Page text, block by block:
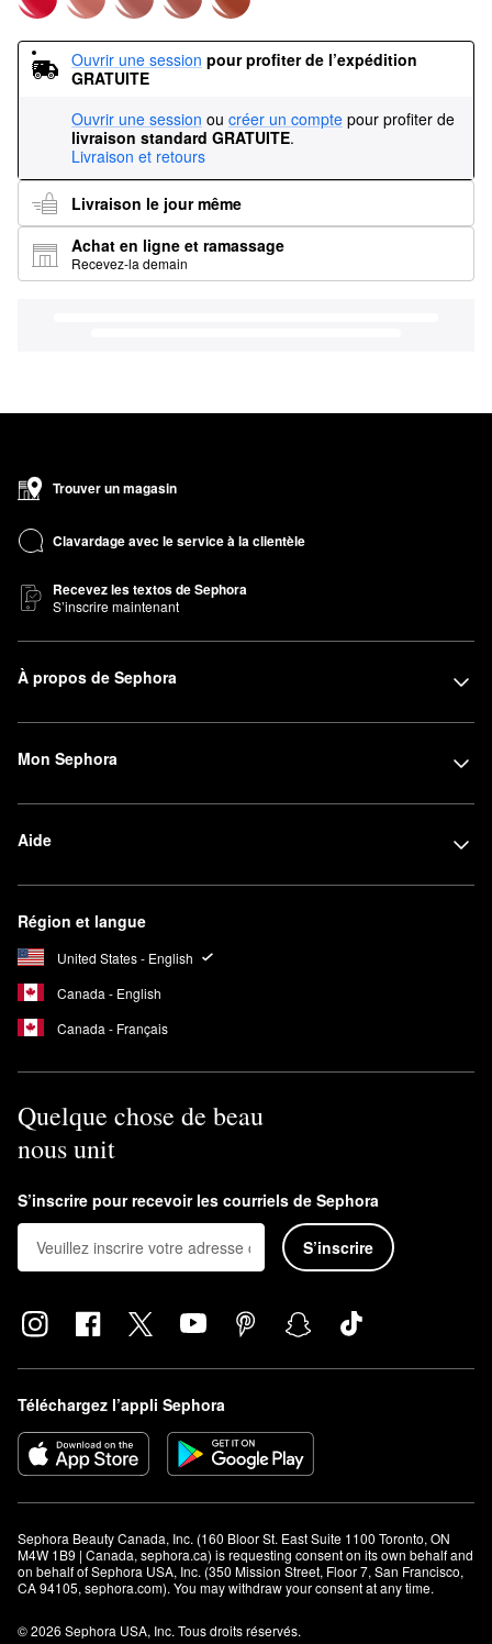
Ouvrir une session pour profiter de l’expédition
GRATUITE
Ouvrir une session ou créer un compte pour profiter de
livraison standard GRATUITE.
Livraison et retours
Livraison le jour même
Achat en ligne et ramassage
Recevez-la demain
Trouver un magasin
Clavardage avec le service à la clientèle
Recevez les textos de Sephora
S’inscrire maintenant
À propos de Sephora
Mon Sephora
Aide
Région et langue
United States - English
Canada - English
Canada - Français
Quelque chose de beau
nous unit
S’inscrire pour recevoir les courriels de Sephora
S’inscrire
Téléchargez l’appli Sephora
Sephora Beauty Canada, Inc. (160 Bloor St. East Suite 1100 Toronto, ON
M4W 1B9 | Canada, sephora.ca) is requesting consent on its own behalf and
on behalf of Sephora USA, Inc. (350 Mission Street, Floor 7, San Francisco,
CA 94105, sephora.com). You may withdraw your consent at any time.
© 2026 Sephora USA, Inc. Tous droits réservés.